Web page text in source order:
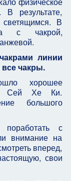
результате,
В
с чакрой,
линии
чакры.
хорошее
Сей Хе Ки.
большого
с
внимание на
вперед,
свои